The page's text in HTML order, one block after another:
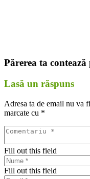
Părerea ta
Lasă un răspuns
Adresa ta de email nu va
marcate cu *
Fill out this field
Fill out this field